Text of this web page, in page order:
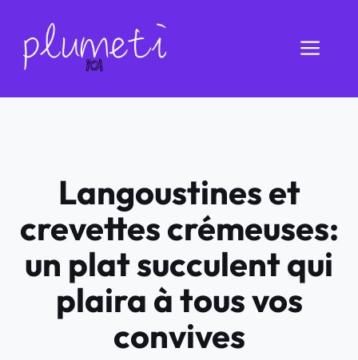
contenu
Langoustines et
crevettes crémeuses:
un plat succulent qui
plaira à tous vos
convives